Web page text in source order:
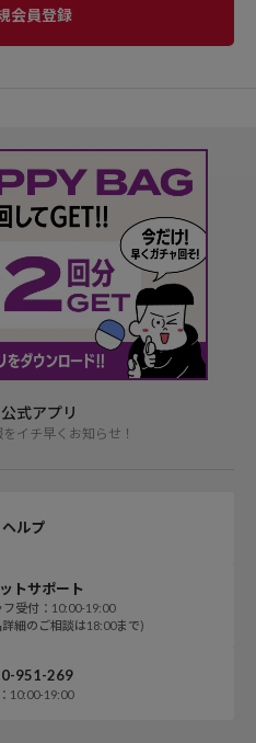
会員登録
式アプリ
イチ早くお知らせ！
ヘルプ
トサポート
受付：10:00-19:00
細のご相談は18:00まで)
951-269
10:00-19:00